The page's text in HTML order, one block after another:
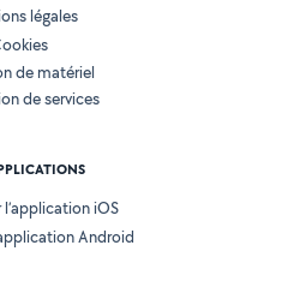
légales
de matériel
de services
l’application iOS
Android